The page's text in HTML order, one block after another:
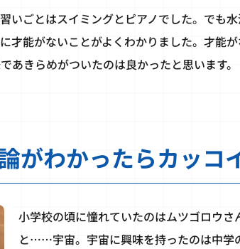
いごとはスイミングとピアノでした。でも
才能がないことがよくわかりました。才能
あきらめがついたのは良かったと思います。
がわかったらカッコ
小学校の頃に憧れていたのはムツゴロウ
と……宇宙。宇宙に興味を持ったのは中学